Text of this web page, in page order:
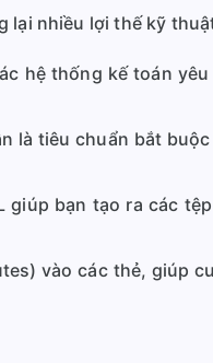
lại nhiều lợi thế kỹ
hệ thống kế toán
là tiêu chuẩn bắt
bạn tạo ra các
vào các thẻ, giúp